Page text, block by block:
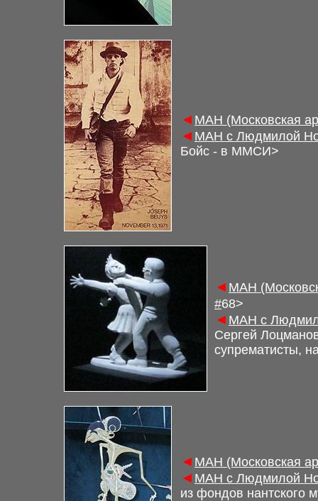
◄ МАН (Московская
◄ МАН с Людмилой
Бойс - в ММСИ>
◄ МАН
#68>
◄ МАН с
Сергей
супрематисты,
◄ МАН (Московская
◄ МАН с Людмилой
из фондов нантского